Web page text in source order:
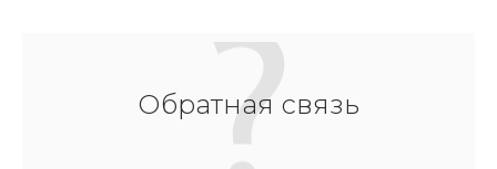
Обратная связь